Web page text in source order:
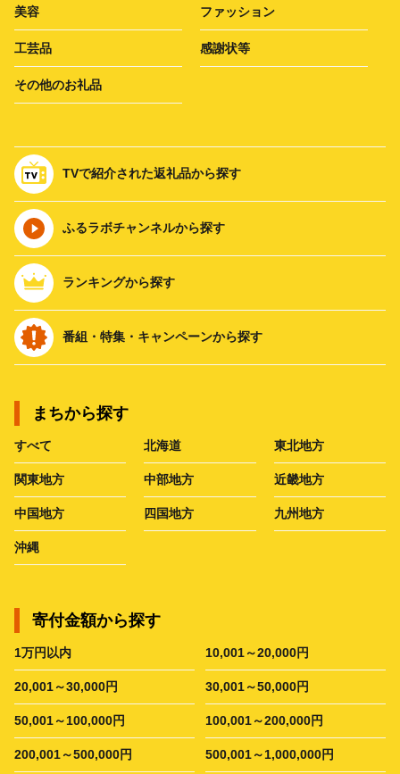
美容 ファッション
工芸品 感謝状等
その他のお礼品
TVで紹介された返礼品から探す
ふるラボチャンネルから探す
ランキングから探す
番組・特集・キャンペーンから探す
まちから探す
すべて 北海道 東北地方
関東地方 中部地方 近畿地方
中国地方 四国地方 九州地方
沖縄
寄付金額から探す
1万円以内 10,001～20,000円
20,001～30,000円 30,001～50,000円
50,001～100,000円 100,001～200,000円
200,001～500,000円 500,001～1,000,000円